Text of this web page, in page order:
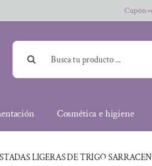
Cupón
Buscar:
Cosmética e higiene
LIGERAS DE TRIGO